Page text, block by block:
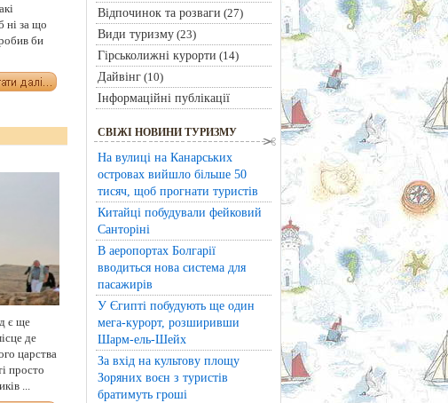
ні за що
би
є ще
де
царства
просто
...
Відпочинок та розваги (27)
Види туризму(23)
Гірськолижні курорти (14)
Дайвінг(10)
Інформаційні публікації
СВІЖІ НОВИНИ ТУРИЗМУ
На вулиці на Канарських
островах вийшло більше 50
тисяч, щоб прогнати туристів
Китайці побудували фейковий
Санторіні
В аеропортах Болгарії
вводиться нова система для
пасажирів
У Єгипті побудують ще один
мега-курорт, розширивши
Шарм-ель-Шейх
За вхід на культову площу
Зоряних воєн з туристів
братимуть гроші